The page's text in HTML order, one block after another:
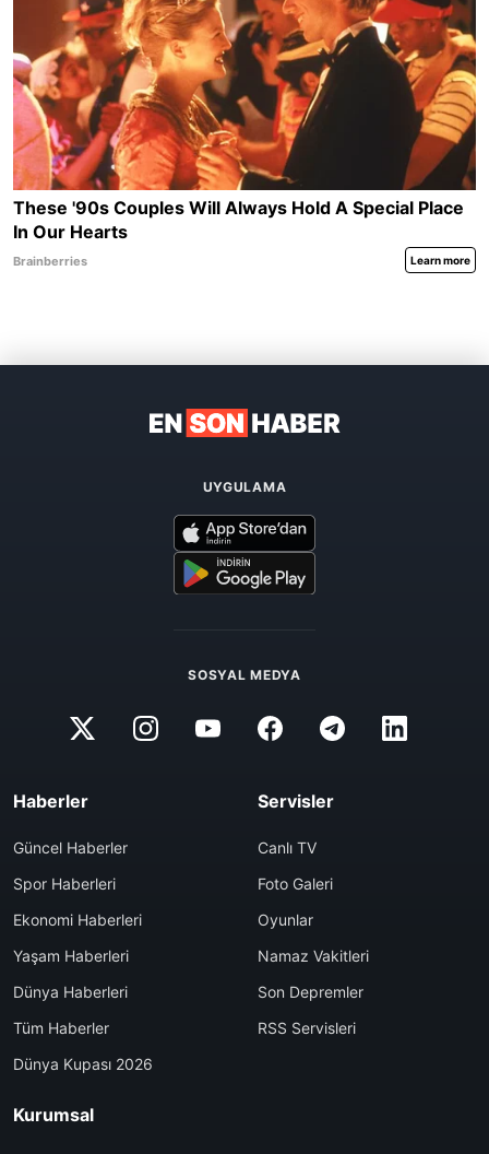
UYGULAMA
SOSYAL MEDYA
Haberler
Güncel Haberler
Spor Haberleri
Ekonomi Haberleri
Yaşam Haberleri
Dünya Haberleri
Tüm Haberler
Dünya Kupası 2026
Servisler
Canlı TV
Foto Galeri
Oyunlar
Namaz Vakitleri
Son Depremler
RSS Servisleri
Kurumsal